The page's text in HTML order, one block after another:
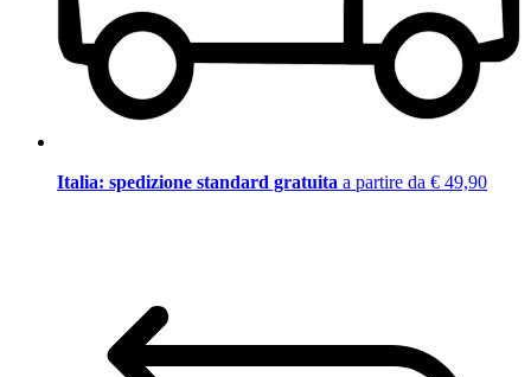
Italia: spedizione standard gratuita a partire da € 49,90